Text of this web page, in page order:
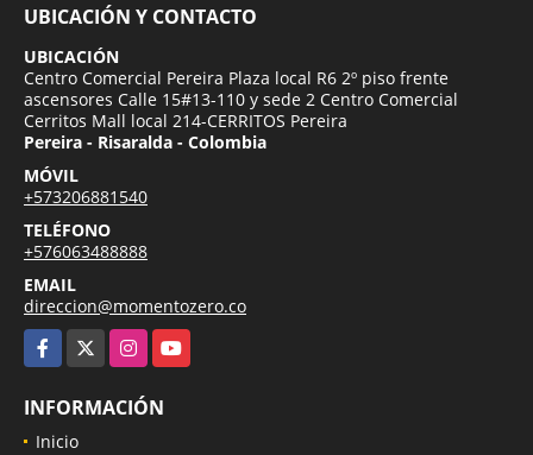
UBICACIÓN Y CONTACTO
UBICACIÓN
Centro Comercial Pereira Plaza local R6 2º piso frente
ascensores Calle 15#13-110 y sede 2 Centro Comercial
Cerritos Mall local 214-CERRITOS Pereira
Pereira - Risaralda - Colombia
MÓVIL
+573206881540
TELÉFONO
+576063488888
EMAIL
direccion@momentozero.co
Facebook
InstagramYouTube
INFORMACIÓN
Inicio